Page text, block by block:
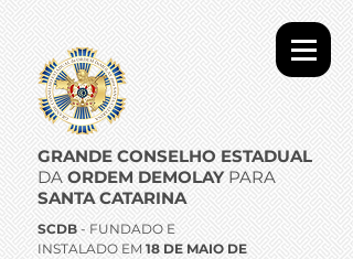
GRANDE CONSELHO ESTADUAL
DA ORDEM DEMOLAYPARA
SANTA CATARINA
SCDB - FUNDADO E
INSTALADO EM 18 DE MAIO DE